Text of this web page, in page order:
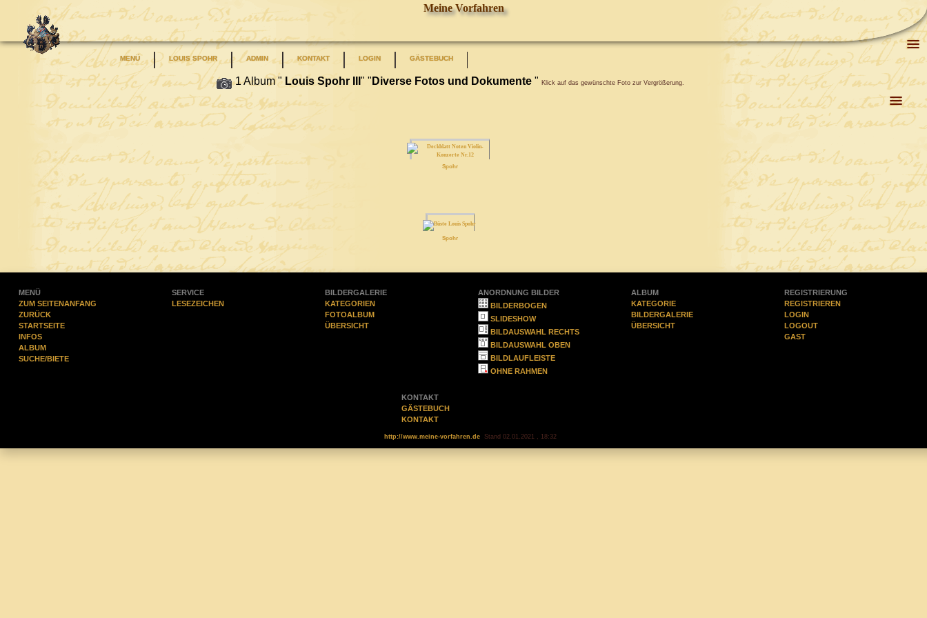
Meine Vorfahren
MENÜ LOUIS SPOHR ADMIN KONTAKT LOGIN GÄSTEBUCH
1 Album "Louis Spohr III " " Diverse Fotos und Dokumente " Klick auf das gewünschte Foto zur Vergrößerung.
Spohr
Spohr
MENÜ
ZUM SEITENANFANG
ZURÜCK
STARTSEITE
INFOS
ALBUM
SUCHE/BIETE
SERVICE
LESEZEICHEN
BILDERGALERIE
KATEGORIEN
FOTOALBUM
ÜBERSICHT
ANORDNUNG BILDER
BILDERBOGEN
SLIDESHOW
BILDAUSWAHL RECHTS
BILDAUSWAHL OBEN
BILDLAUFLEISTE
OHNE RAHMEN
ALBUM
KATEGORIE
BILDERGALERIE
ÜBERSICHT
REGISTRIERUNG
REGISTRIEREN
LOGIN
LOGOUT
GAST
KONTAKT
GÄSTEBUCH
KONTAKT
http://www.meine-vorfahren.de Stand 02.01.2021 , 18:32